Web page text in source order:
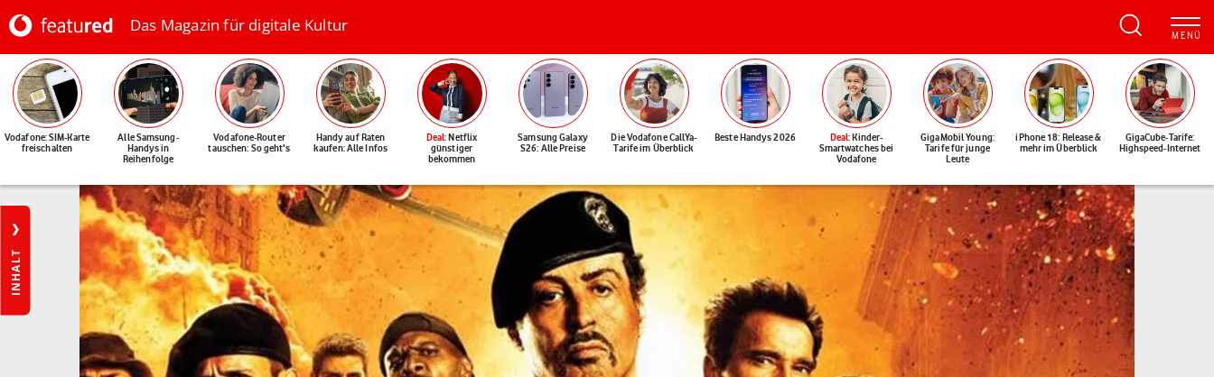
Das Magazin für digitale Kultur
Vodafone: SIM-Karte
freischalten
Alle Samsung-
Handys in
Reihenfolge
Vodafone-Router
tauschen: So geht's
Handy auf Raten
kaufen: Alle Infos
Deal: Netflix
günstiger
bekommen
Samsung Galaxy
S26: Alle Preise
Die Vodafone CallYa-
Tarife im Überblick
Beste Handys 2026 Deal: Kinder-
Smartwatches bei
Vodafone
GigaMobil Young:
Tarife für junge
Leute
iPhone 18: Release &
mehr im Überblick
GigaCube-Tarife:
Highspeed-Internet
INHALT